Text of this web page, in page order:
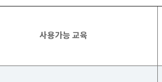
사용가능 교육